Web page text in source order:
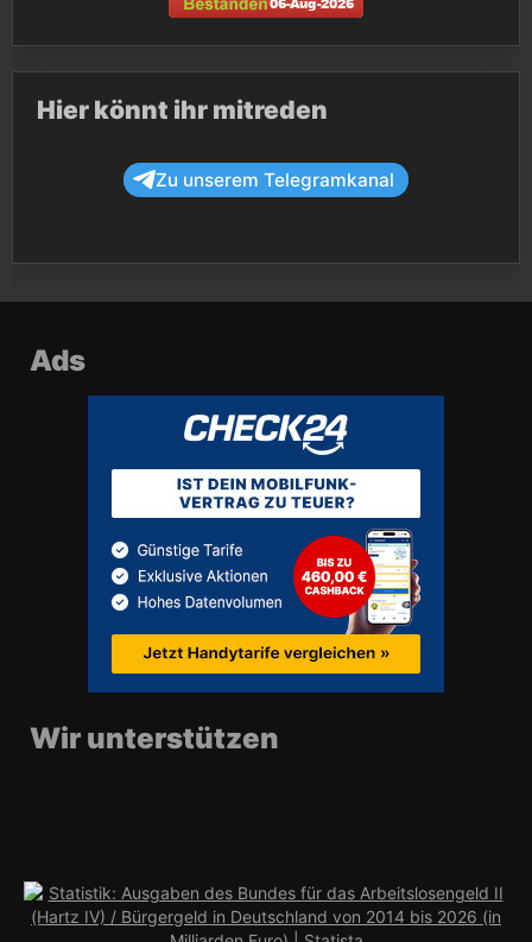
Hier könnt ihr mitreden
Zu unserem Telegramkanal
Ads
Wir unterstützen